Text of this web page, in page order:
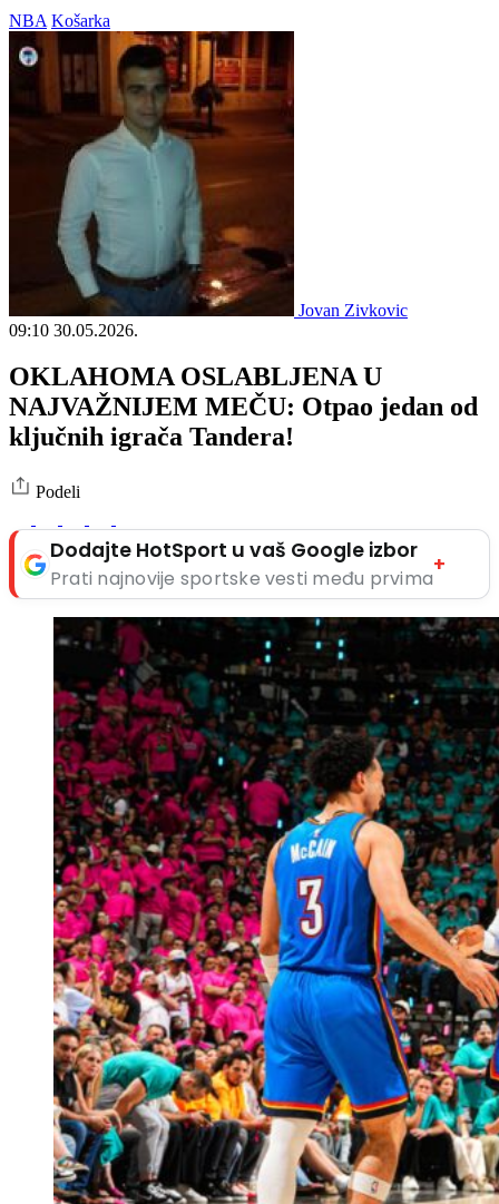
NBA Košarka
Jovan Zivkovic
09:10 30.05.2026.
OKLAHOMA OSLABLJENA U
NAJVAŽNIJEM MEČU: Otpao jedan od
ključnih igrača Tandera!
Podeli
Dodajte HotSport u vaš Google izbor
Prati najnovije sportske vesti među prvima
+